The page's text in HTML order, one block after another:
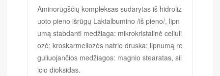
Aminorūgščių kompleksas sudarytas iš hidroliz
uoto pieno išrūgų Laktalbumino /iš pieno/, lipn
umą stabdanti medžiaga: mikrokristalinė celiuli
ozė; kroskarmeliozės natrio druska; lipnumą re
guliuojančios medžiagos: magnio stearatas, sil
icio dioksidas.